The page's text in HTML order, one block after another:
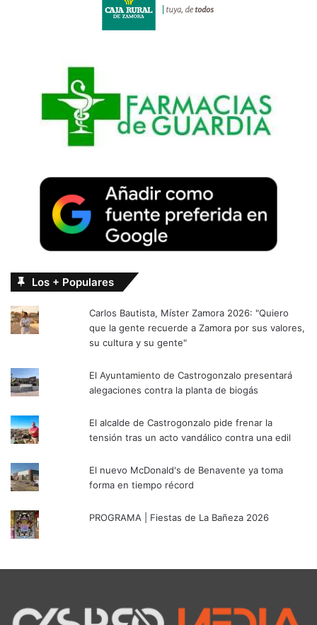
Los + Populares
Carlos Bautista, Míster Zamora 2026: "Quiero
que la gente recuerde a Zamora por sus valores,
su cultura y su gente"
El Ayuntamiento de Castrogonzalo presentará
alegaciones contra la planta de biogás
El alcalde de Castrogonzalo pide frenar la
tensión tras un acto vandálico contra una edil
El nuevo McDonald's de Benavente ya toma
forma en tiempo récord
PROGRAMA | Fiestas de La Bañeza 2026